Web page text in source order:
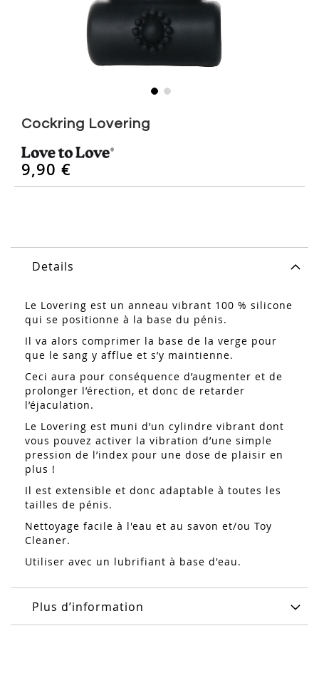
beginning
the
Cockring Lovering
9,90 €
Details
Le Lovering est un anneau vibrant 100 % silicone
qui se positionne à la base du pénis.
Il va alors comprimer la base de la verge pour
que le sang y afflue et s’y maintienne.
Ceci aura pour conséquence d’augmenter et de
prolonger l’érection, et donc de retarder
l’éjaculation.
Le Lovering est muni d’un cylindre vibrant dont
vous pouvez activer la vibration d’une simple
pression de l’index pour une dose de plaisir en
plus !
Il est extensible et donc adaptable à toutes les
tailles de pénis.
Nettoyage facile à l'eau et au savon et/ou Toy
Cleaner.
Utiliser avec un lubrifiant à base d'eau.
Plus d’information